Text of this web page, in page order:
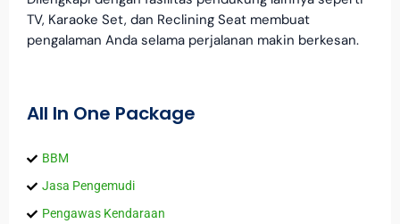
TV, Karaoke Set, dan Reclining Seat membuat
pengalaman Anda selama perjalanan makin berkesan.
All In One Package
BBM
Jasa Pengemudi
Pengawas Kendaraan